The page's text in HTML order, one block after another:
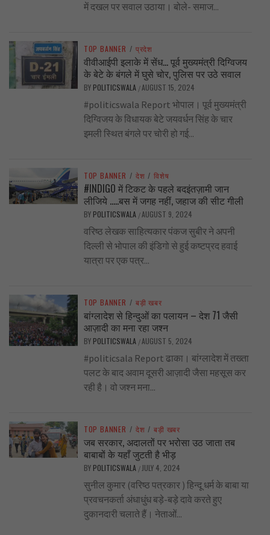
में दखल पर सवाल उठाया। बोले- समाज...
TOP BANNER / प्रदेश
वीवीआईपी इलाके में सेंध… पूर्व मुख्यमंत्री दिग्विजय
के बेटे के बंगले में घुसे चोर, पुलिस पर उठे सवाल
BY POLITICSWALA /AUGUST 15, 2024
#politicswala Report भोपाल। पूर्व मुख्यमंत्री
दिग्विजय के विधायक बेटे जयवर्धन सिंह के चार
इमली स्थित बंगले पर चोरी हो गई...
TOP BANNER / देश / विशेष
#INDIGO में टिकट के पहले बदइंतज़ामी जान
लीजिये …..बस में जगह नहीं, जहाज की सीट गीली
BY POLITICSWALA /AUGUST 9, 2024
वरिष्ठ लेखक साहित्यकार पंकज सुबीर ने अपनी
दिल्ली से भोपाल की इंडिगो से हुई कष्टप्रद हवाई
यात्रा पर एक पत्र...
TOP BANNER / बड़ी खबर
बांग्लादेश से हिन्दुओं का पलायन – देश 71 जैसी
आज़ादी का मना रहा जश्न
BY POLITICSWALA /AUGUST 5, 2024
#politicsala Report ढाका। बांग्लादेश में तख्ता
पलट के बाद अवाम दूसरी आज़ादी जैसा महसूस कर
रही है। वो जश्न मना...
TOP BANNER / देश / बड़ी खबर
जब सरकार, अदालतों पर भरोसा उठ जाता तब
बाबाबों के यहाँ जुटती है भीड़
BY POLITICSWALA / JULY 4, 2024
सुनील कुमार (वरिष्ठ पत्रकार ) हिन्दू धर्म के बाबा या
प्रवचनकर्ता अंधाधुंध बड़े-बड़े दावे करते हुए
दुकानदारी चलाते हैं। नेताओं...